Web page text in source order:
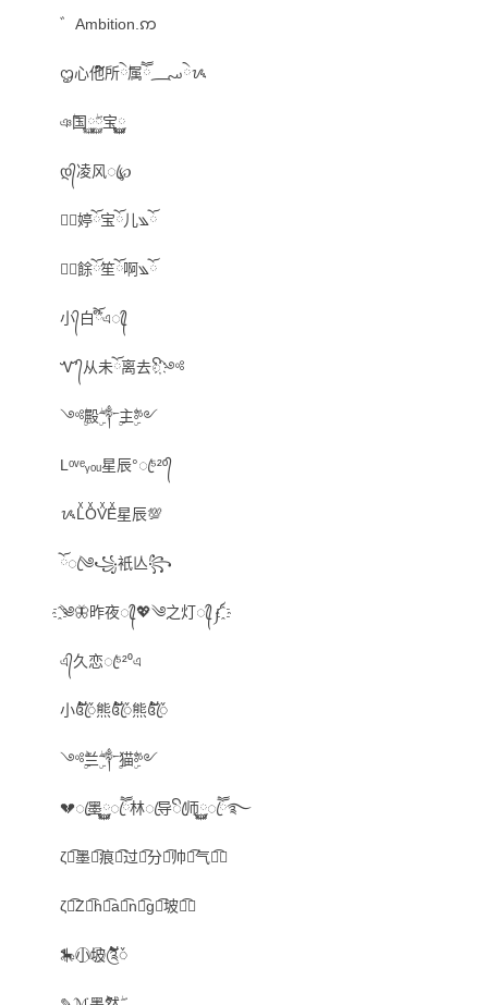
゛Ambition.ဢ
ᦗ心他໌໌所ེۖ属ཽ؄ེᝰ
ঞۖ国࿆࿆ۖ宝࿆࿆
დ᭄凌风ꦿ℘
✿ོ婷ོ宝ོ儿꧉ོ
✿ོ餘ོ笙ོ啊꧉ོ
小᭄白໊ོএꦿ᭄
Ꮙ᭄从未ོ离去ꦼ҉༺
༺ۣۖ殿ۣۖ༒ۣ主ۣۖ༻
Lᵒᵛᵉᵧₒᵤ星辰°ꦿ⁵²º᭄
ᝰLͯOͯVͯEͯ星辰💯
ོꦿ༄꧁衹亾꧂
҈༄🦋昨夜ꦿ᭄💖༄之灯ꦿ᭄༼҈
এ᭄久恋ꦿ⁵²⁰এ
小꧔ꦿ້໌ᮨ熊꧔ꦿ້໌ᮨ熊꧔ꦿ້໌ᮨ
༺ۣۖ兰ۣۖ༒ۣ猫ۣۖ༻
💔ꦿ墨࿆࿆ꦿཽ林ꦿ导ꦿꦼ师࿆࿆ꦿཽ࿐
ζั͡墨ั͡痕ั͡过ั͡分ั͡帅ั͡气ั͡✾
ζั͡Zั͡hั͡aั͡nั͡gั͡坡ั͡✾
🎠小⃝坡⃝༊້໌ᮨ